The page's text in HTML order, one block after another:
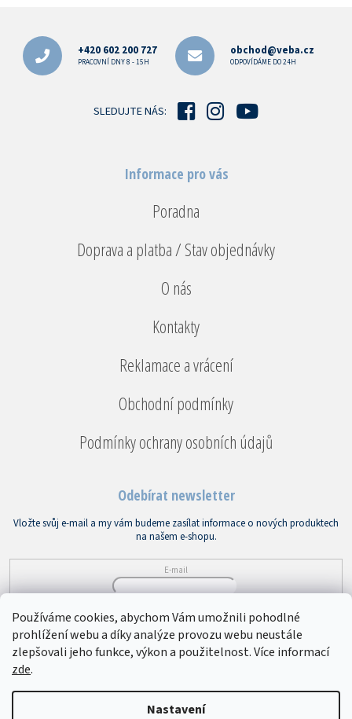
Používáme cookies, abychom Vám umožnili pohodlné
prohlížení webu a díky analýze provozu webu neustále
zlepšovali jeho funkce, výkon a použitelnost. Více informací
zde.
Nastavení
+420 602 200 727
PRACOVNÍ DNY 8 - 15H
obchod@veba.cz
ODPOVÍDÁME DO 24H
SLEDUJTE NÁS:
Informace pro vás
Poradna
Doprava a platba / Stav objednávky
O nás
Kontakty
Reklamace a vrácení
Obchodní podmínky
Podmínky ochrany osobních údajů
Odebírat newsletter
Vložte svůj e-mail a my vám budeme zasílat informace o nových produktech
na našem e-shopu.
E-mail
PŘIHLÁSIT SE
Bytový textil VEBA . Všechna práva vyhrazena.
nastavení cookies